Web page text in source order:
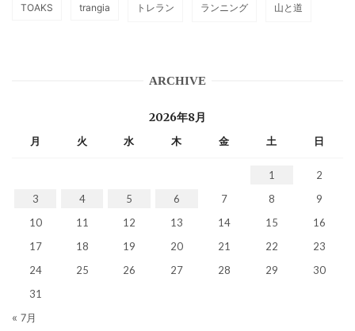
TOAKS trangia トレラン ランニング 山と道
ARCHIVE
2026年8月
月 火 水 木 金 土 日
1
2
3
4 5 6 7 8
9
10
11 12 13 14 15
16
17
18 19 20 21 22
23
24
25 26 27 28 29
30
31
« 7月